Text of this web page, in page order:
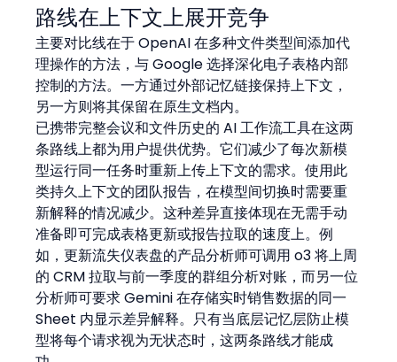
路线在上下文上展开竞争
主要对比线在于 OpenAI 在多种文件类型间添加代
理操作的方法，与 Google 选择深化电子表格内部
控制的方法。一方通过外部记忆链接保持上下文，
另一方则将其保留在原生文档内。
已携带完整会议和文件历史的 AI 工作流工具在这两
条路线上都为用户提供优势。它们减少了每次新模
型运行同一任务时重新上传上下文的需求。使用此
类持久上下文的团队报告，在模型间切换时需要重
新解释的情况减少。这种差异直接体现在无需手动
准备即可完成表格更新或报告拉取的速度上。例
如，更新流失仪表盘的产品分析师可调用 o3 将上周
的 CRM 拉取与前一季度的群组分析对账，而另一位
分析师可要求 Gemini 在存储实时销售数据的同一
Sheet 内显示差异解释。只有当底层记忆层防止模
型将每个请求视为无状态时，这两条路线才能成